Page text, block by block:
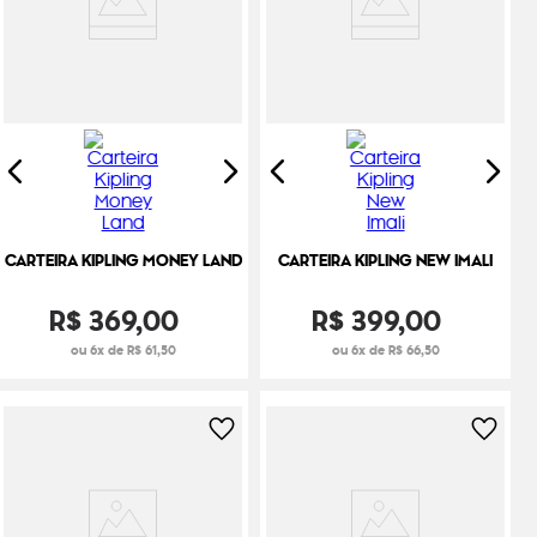
CARTEIRA KIPLING MONEY LAND
R$369,00
ou 6x de R$ 61,50
CARTEIRA KIPLING NEW IMALI
R$399,00
ou 6x de R$ 66,50